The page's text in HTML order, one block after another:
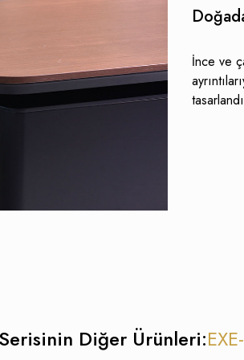
İnce ve
Diğer Ürünleri: